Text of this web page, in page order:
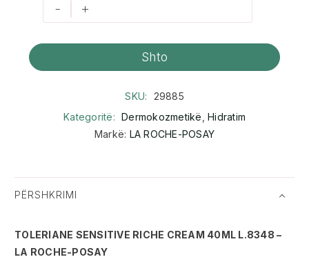
- +
Shto
SKU:
29885
Kategoritë: Dermokozmetikë Hidratim
Markë: LA ROCHE-POSAY
PËRSHKRIMI
TOLERIANE SENSITIVE RICHE CREAM 40ML L.8348 –
LA ROCHE-POSAY